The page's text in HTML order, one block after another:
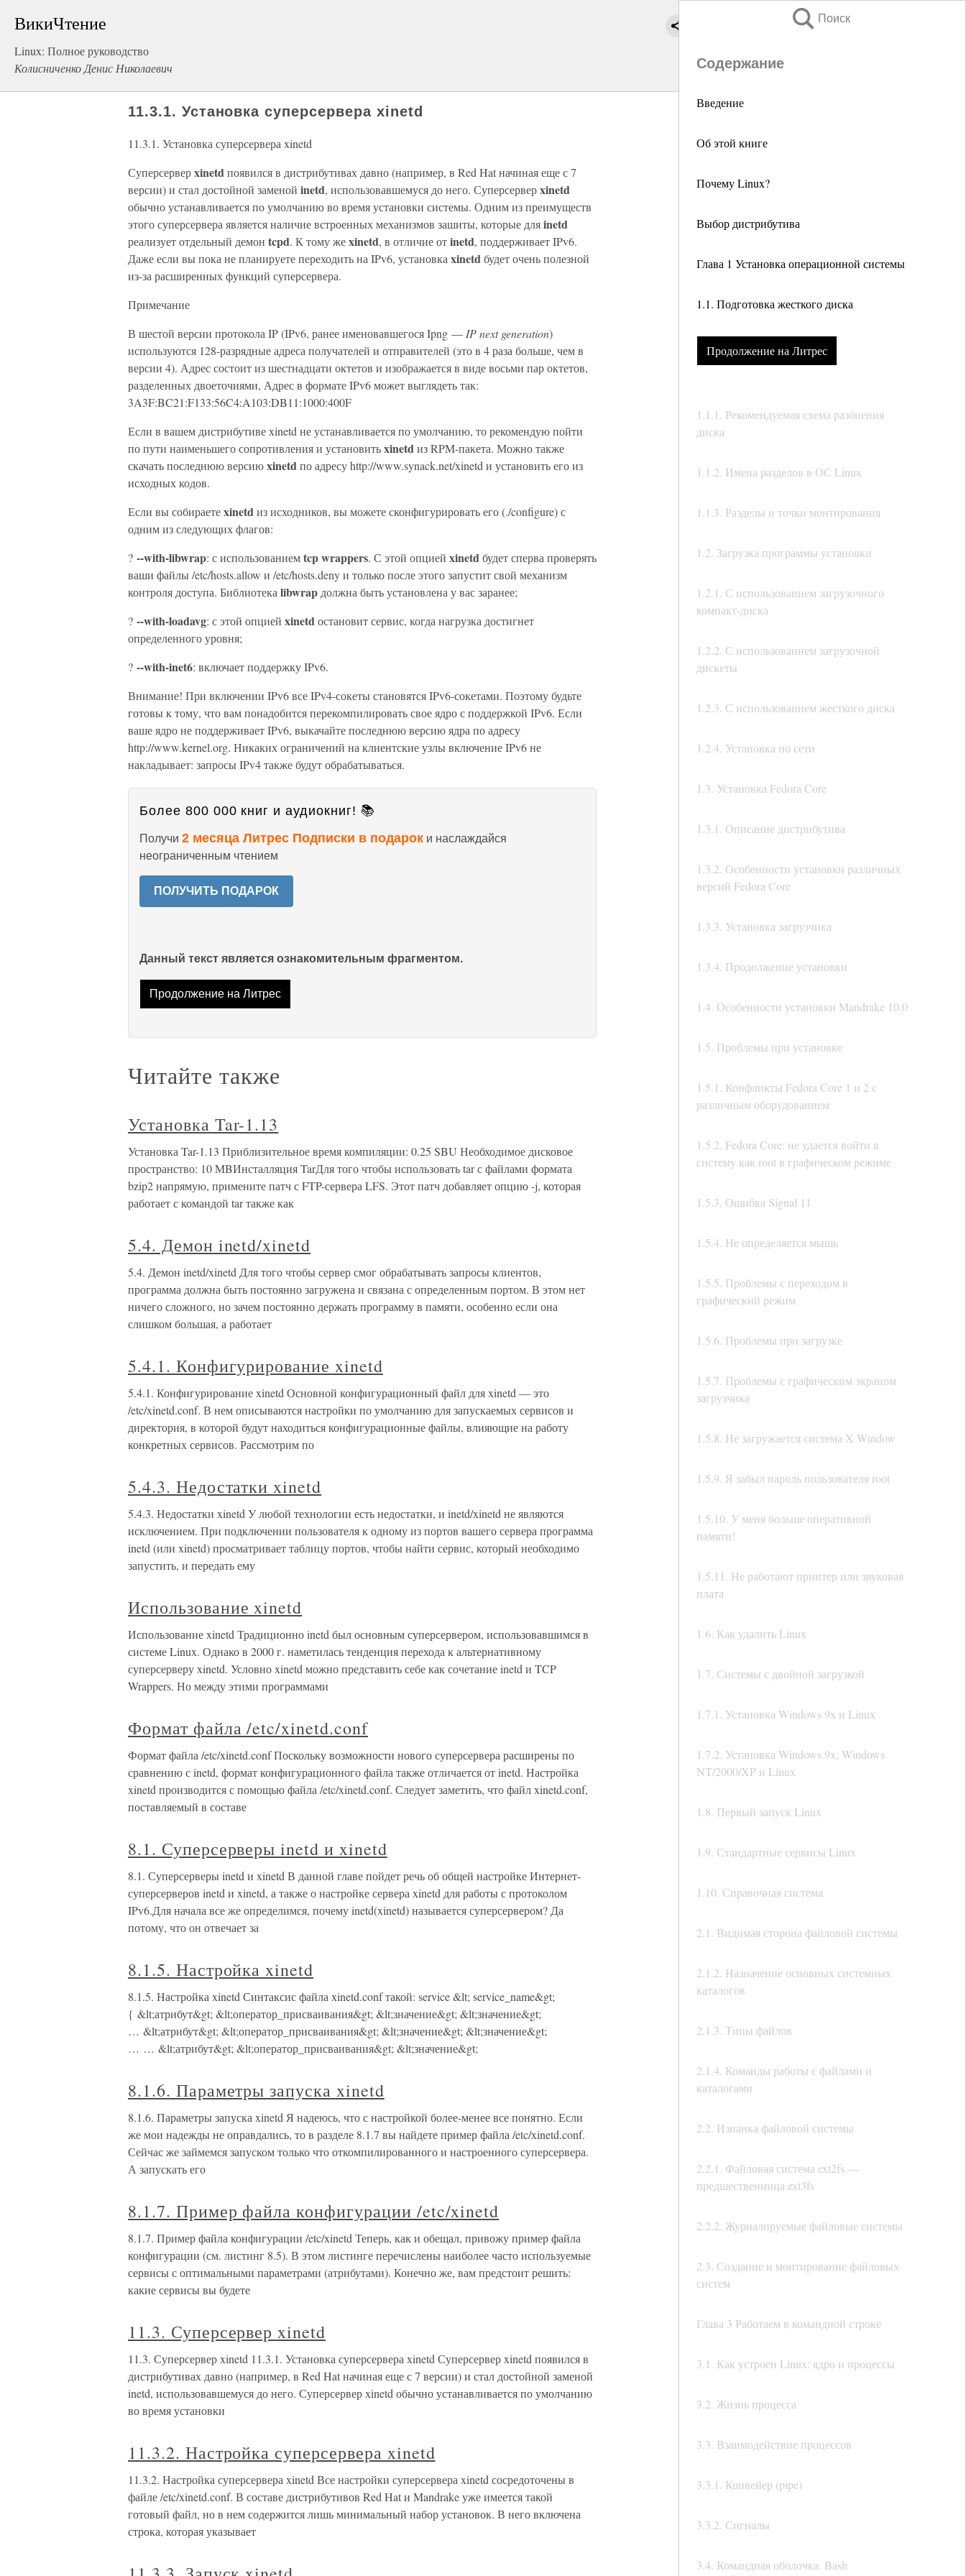
ВикиЧтение
Linux: Полное руководство
Колисниченко Денис Николаевич
Поиск
Содержание
Введение
Об этой книге
Почему Linux?
Выбор дистрибутива
Глава 1 Установка операционной системы
1.1. Подготовка жесткого диска
Продолжение на Литрес
1.1.1. Рекомендуемая схема разбиения
диска
1.1.2. Имена разделов в ОС Linux
1.1.3. Разделы и точки монтирования
1.2. Загрузка программы установки
1.2.1. С использованием загрузочного
компакт-диска
1.2.2. С использованием загрузочной
дискеты
1.2.3. С использованием жесткого диска
1.2.4. Установка по сети
1.3. Установка Fedora Core
1.3.1. Описание дистрибутива
1.3.2. Особенности установки различных
версий Fedora Core
1.3.3. Установка загрузчика
1.3.4. Продолжение установки
1.4. Особенности установки Mandrake 10.0
1.5. Проблемы при установке
1.5.1. Конфликты Fedora Core 1 и 2 с
различным оборудованием
1.5.2. Fedora Core: не удается войти в
систему как root в графическом режиме
1.5.3. Ошибка Signal 11
1.5.4. Не определяется мышь
1.5.5. Проблемы с переходом в
графический режим
1.5.6. Проблемы при загрузке
1.5.7. Проблемы с графическим экраном
загрузчика
1.5.8. Не загружается система X Window
1.5.9. Я забыл пароль пользователя root
1.5.10. У меня больше оперативной
памяти!
1.5.11. Не работают принтер или звуковая
плата
1.6. Как удалить Linux
1.7. Системы с двойной загрузкой
1.7.1. Установка Windows 9x и Linux
1.7.2. Установка Windows 9x, Windows
NT/2000/XP и Linux
1.8. Первый запуск Linux
1.9. Стандартные сервисы Linux
1.10. Справочная система
2.1. Видимая сторона файловой системы
2.1.2. Назначение основных системных
каталогов
2.1.3. Типы файлов
2.1.4. Команды работы с файлами и
каталогами
2.2. Изнанка файловой системы
2.2.1. Файловая система ext2fs —
предшественница ext3fs
2.2.2. Журналируемые файловые системы
2.3. Создание и монтирование файловых
систем
Глава 3 Работаем в командной строке
3.1. Как устроен Linux: ядро и процессы
3.2. Жизнь процесса
3.3. Взаимодействие процессов
3.3.1. Конвейер (pipe)
3.3.2. Сигналы
3.4. Командная оболочка. Bash
11.3.1. Установка суперсервера xinetd
11.3.1. Установка суперсервера xinetd
Суперсерверxinetdпоявился в дистрибутивах давно (например, в Red Hat начиная еще с 7
версии) и стал достойной заменой inetd, использовавшемуся до него. Суперсерверxinetd
обычно устанавливается по умолчанию во время установки системы. Одним из преимуществ
этого суперсервера является наличие встроенных механизмов зашиты, которые дляinetd
реализует отдельный демон tcpd. К тому жеxinetd, в отличие отinetd, поддерживает IPv6.
Даже если вы пока не планируете переходить на IPv6, установка xinetdбудет очень полезной
из-за расширенных функций суперсервера.
Примечание
В шестой версии протокола IP (IPv6, ранее именовавшегося Ipng — IP next generation)
используются 128-разрядные адреса получателей и отправителей (это в 4 раза больше, чем в
версии 4). Адрес состоит из шестнадцати октетов и изображается в виде восьми пар октетов,
разделенных двоеточиями, Адрес в формате IPv6 может выглядеть так:
3A3F:BC21:F133:56C4:A103:DB11:1000:400F
Если в вашем дистрибутиве xinetd не устанавливается по умолчанию, то рекомендую пойти
по пути наименьшего сопротивления и установитьxinetdиз RPM-пакета. Можно также
скачать последнюю версиюxinetdпо адресу http://www.synack.net/xinetd и установить его из
исходных кодов.
Если вы собираетеxinetdиз исходников, вы можете сконфигурировать его (./configure) с
одним из следующих флагов:
? --with-libwrap: с использованиемtcp wrappers. С этой опцией xinetdбудет сперва проверять
ваши файлы /etc/hosts.allow и /etc/hosts.deny и только после этого запустит свой механизм
контроля доступа. Библиотека libwrap должна быть установлена у вас заранее;
? --with-loadavg: с этой опцией xinetdостановит сервис, когда нагрузка достигнет
определенного уровня;
? --with-inet6: включает поддержку IPv6.
Внимание! При включении IPv6 все IPv4-сокеты становятся IPv6-сокетами. Поэтому будьте
готовы к тому, что вам понадобится перекомпилировать свое ядро с поддержкой IPv6. Если
ваше ядро не поддерживает IPv6, выкачайте последнюю версию ядра по адресу
http://www.kernel.org. Никаких ограничений на клиентские узлы включение IPv6 не
накладывает: запросы IPv4 также будут обрабатываться.
Более 800 000 книг и аудиокниг! 📚
Получи 2 месяца Литрес Подписки в подарок и наслаждайся
неограниченным чтением
ПОЛУЧИТЬ ПОДАРОК
Данный текст является ознакомительным фрагментом.
Продолжение на Литрес
Читайте также
Установка Tar-1.13
Установка Tar-1.13 Приблизительное время компиляции: 0.25 SBU Необходимое дисковое
пространство: 10 MBИнсталляция TarДля того чтобы использовать tar с файлами формата
bzip2 напрямую, примените патч с FTP-сервера LFS. Этот патч добавляет опцию -j, которая
работает с командой tar также как
5.4. Демон inetd/xinetd
5.4. Демон inetd/xinetd Для того чтобы сервер смог обрабатывать запросы клиентов,
программа должна быть постоянно загружена и связана с определенным портом. В этом нет
ничего сложного, но зачем постоянно держать программу в памяти, особенно если она
слишком большая, а работает
5.4.1. Конфигурирование xinetd
5.4.1. Конфигурирование xinetd Основной конфигурационный файл для xinetd — это
/etc/xinetd.conf. В нем описываются настройки по умолчанию для запускаемых сервисов и
директория, в которой будут находиться конфигурационные файлы, влияющие на работу
конкретных сервисов. Рассмотрим по
5.4.3. Недостатки xinetd
5.4.3. Недостатки xinetd У любой технологии есть недостатки, и inetd/xinetd не являются
исключением. При подключении пользователя к одному из портов вашего сервера программа
inetd (или xinetd) просматривает таблицу портов, чтобы найти сервис, который необходимо
запустить, и передать ему
Использование xinetd
Использование xinetd Традиционно inetd был основным суперсервером, использовавшимся в
системе Linux. Однако в 2000 г. наметилась тенденция перехода к альтернативному
суперсерверу xinetd. Условно xinetd можно представить себе как сочетание inetd и TCP
Wrappers. Но между этими программами
Формат файла /etc/xinetd.conf
Формат файла /etc/xinetd.conf Поскольку возможности нового суперсервера расширены по
сравнению с inetd, формат конфигурационного файла также отличается от inetd. Настройка
xinetd производится с помощью файла /etc/xinetd.conf. Следует заметить, что файл xinetd.conf,
поставляемый в составе
8.1. Суперсерверы inetd и xinetd
8.1. Суперсерверы inetd и xinetd В данной главе пойдет речь об общей настройке Интернет-
суперсерверов inetd и xinetd, а также о настройке сервера xinetd для работы с протоколом
IPv6.Для начала все же определимся, почему inetd(xinetd) называется суперсервером? Да
потому, что он отвечает за
8.1.5. Настройка xinetd
8.1.5. Настройка xinetd Синтаксис файла xinetd.conf такой: service &lt; service_name&gt;
{ &lt;атрибут&gt; &lt;оператор_присваивания&gt; &lt;значение&gt; &lt;значение&gt;
… &lt;атрибут&gt; &lt;оператор_присваивания&gt; &lt;значение&gt; &lt;значение&gt;
… … &lt;атрибут&gt; &lt;оператор_присваивания&gt; &lt;значение&gt;
8.1.6. Параметры запуска xinetd
8.1.6. Параметры запуска xinetd Я надеюсь, что с настройкой более-менее все понятно. Если
же мои надежды не оправдались, то в разделе 8.1.7 вы найдете пример файла /etc/xinetd.conf.
Сейчас же займемся запуском только что откомпилированного и настроенного суперсервера.
А запускать его
8.1.7. Пример файла конфигурации /etc/xinetd
8.1.7. Пример файла конфигурации /etc/xinetd Теперь, как и обещал, привожу пример файла
конфигурации (см. листинг 8.5). В этом листинге перечислены наиболее часто используемые
сервисы с оптимальными параметрами (атрибутами). Конечно же, вам предстоит решить:
какие сервисы вы будете
11.3. Суперсервер xinetd
11.3. Суперсервер xinetd 11.3.1. Установка суперсервера xinetd Суперсервер xinetd появился в
дистрибутивах давно (например, в Red Hat начиная еще с 7 версии) и стал достойной заменой
inetd, использовавшемуся до него. Суперсервер xinetd обычно устанавливается по умолчанию
во время установки
11.3.2. Настройка суперсервера xinetd
11.3.2. Настройка суперсервера xinetd Все настройки суперсервера xinetd сосредоточены в
файле /etc/xinetd.conf. В составе дистрибутивов Red Hat и Mandrake уже имеется такой
готовый файл, но в нем содержится лишь минимальный набор установок. В него включена
строка, которая указывает